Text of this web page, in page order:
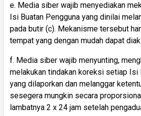
e. Media siber wajib menyediakan
Isi Buatan Pengguna yang dinilai
pada butir (c). Mekanisme tersebut
tempat yang dengan mudah dapat
f. Media siber wajib menyunting,
melakukan tindakan koreksi setiap Isi
yang dilaporkan dan melanggar
sesegera mungkin secara
lambatnya 2 x 24 jam setelah